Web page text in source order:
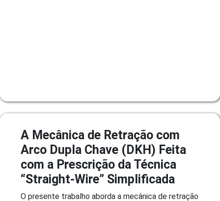
A Mecânica de Retração com
Arco Dupla Chave (DKH) Feita
com a Prescrição da Técnica
“Straight-Wire” Simplificada
O presente trabalho aborda a mecânica de retração